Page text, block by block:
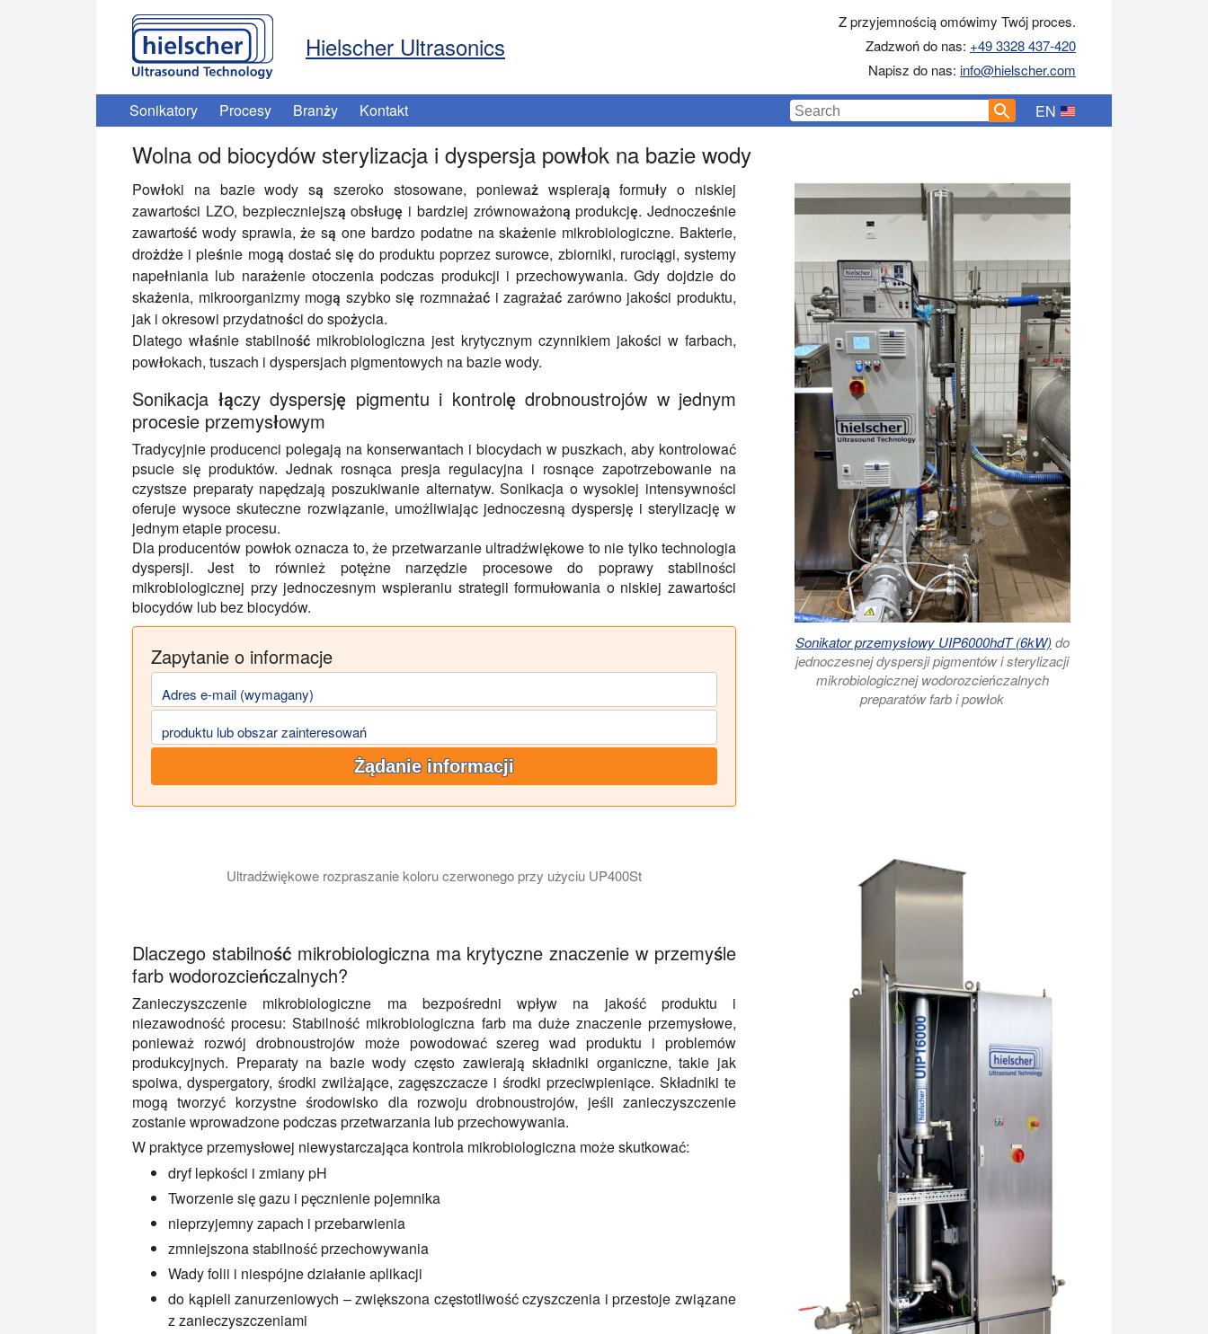
Hielscher Ultrasonics
Z przyjemnością omówimy Twój proces.
Zadzwoń do nas: +49 3328 437-420
Napisz do nas: info@hielscher.com
Sonikatory Procesy Branży Kontakt EN
Wolna od biocydów sterylizacja i dyspersja powłok na bazie wody
Powłoki na bazie wody są szeroko stosowane, ponieważ wspierają formuły o niskiej
zawartości LZO, bezpieczniejszą obsługę i bardziej zrównoważoną produkcję. Jednocześnie
zawartość wody sprawia, że są one bardzo podatne na skażenie mikrobiologiczne. Bakterie,
drożdże i pleśnie mogą dostać się do produktu poprzez surowce, zbiorniki, rurociągi, systemy
napełniania lub narażenie otoczenia podczas produkcji i przechowywania. Gdy dojdzie do
skażenia, mikroorganizmy mogą szybko się rozmnażać i zagrażać zarówno jakości produktu,
jak i okresowi przydatności do spożycia.
Dlatego właśnie stabilność mikrobiologiczna jest krytycznym czynnikiem jakości w farbach,
powłokach, tuszach i dyspersjach pigmentowych na bazie wody.
Sonikacja łączy dyspersję pigmentu i kontrolę drobnoustrojów w jednym
procesie przemysłowym
Tradycyjnie producenci polegają na konserwantach i biocydach w puszkach, aby kontrolować
psucie się produktów. Jednak rosnąca presja regulacyjna i rosnące zapotrzebowanie na
czystsze preparaty napędzają poszukiwanie alternatyw. Sonikacja o wysokiej intensywności
oferuje wysoce skuteczne rozwiązanie, umożliwiając jednoczesną dyspersję i sterylizację w
jednym etapie procesu.
Dla producentów powłok oznacza to, że przetwarzanie ultradźwiękowe to nie tylko technologia
dyspersji. Jest to również potężne narzędzie procesowe do poprawy stabilności
mikrobiologicznej przy jednoczesnym wspieraniu strategii formułowania o niskiej zawartości
biocydów lub bez biocydów.
Zapytanie o informacje
Adres e-mail (wymagany)
produktu lub obszar zainteresowań
Żądanie informacji
Sonikator przemysłowy UIP6000hdT (6kW) do
jednoczesnej dyspersji pigmentów i sterylizacji
mikrobiologicznej wodorozcieńczalnych
preparatów farb i powłok
Ultradźwiękowe rozpraszanie koloru czerwonego przy użyciu UP400St
Dlaczego stabilność mikrobiologiczna ma krytyczne znaczenie w przemyśle
farb wodorozcieńczalnych?
Zanieczyszczenie mikrobiologiczne ma bezpośredni wpływ na jakość produktu i
niezawodność procesu: Stabilność mikrobiologiczna farb ma duże znaczenie przemysłowe,
ponieważ rozwój drobnoustrojów może powodować szereg wad produktu i problemów
produkcyjnych. Preparaty na bazie wody często zawierają składniki organiczne, takie jak
spoiwa, dyspergatory, środki zwilżające, zagęszczacze i środki przeciwpieniące. Składniki te
mogą tworzyć korzystne środowisko dla rozwoju drobnoustrojów, jeśli zanieczyszczenie
zostanie wprowadzone podczas przetwarzania lub przechowywania.
W praktyce przemysłowej niewystarczająca kontrola mikrobiologiczna może skutkować:
dryf lepkości i zmiany pH
Tworzenie się gazu i pęcznienie pojemnika
nieprzyjemny zapach i przebarwienia
zmniejszona stabilność przechowywania
Wady folii i niespójne działanie aplikacji
do kąpieli zanurzeniowych – zwiększona częstotliwość czyszczenia i przestoje związane
z zanieczyszczeniami